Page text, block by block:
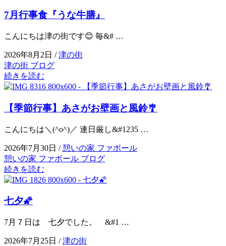
7月行事食『うな牛膳』
こんにちは津の街です😊 毎&# …
2026年8月2日 /津の街
津の街 ブログ
続きを読む
【季節行事】あさがお壁画と風鈴🎐
こんにちは＼(^o^)／ 連日厳し&#1235 …
2026年7月30日 /憩いの家 ファボール
憩いの家 ファボール ブログ
続きを読む
七夕🌠
7月７日は 七夕でした。 &#1 …
2026年7月25日 /津の街